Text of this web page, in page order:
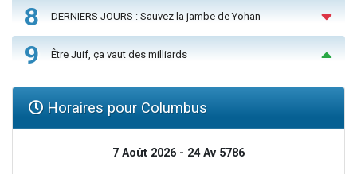
8 DERNIERS JOURS : Sauvez la jambe de Yohan
9 Être Juif, ça vaut des milliards
Horaires pour Columbus
7 Août 2026 - 24 Av 5786